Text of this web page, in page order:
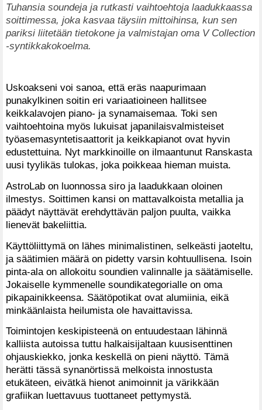
Tuhansia soundeja ja rutkasti vaihtoehtoja laadukkaassa
soittimessa, joka kasvaa täysiin mittoihinsa, kun sen
pariksi liitetään tietokone ja valmistajan oma V Collection
-syntikkakokoelma.
Uskoakseni voi sanoa, että eräs naapurimaan
punakylkinen soitin eri variaatioineen hallitsee
keikkalavojen piano- ja synamaisemaa. Toki sen
vaihtoehtoina myös lukuisat japanilaisvalmisteiset
työasemasyntetisaattorit ja keikkapianot ovat hyvin
edustettuina. Nyt markkinoille on ilmaantunut Ranskasta
uusi tyylikäs tulokas, joka poikkeaa hieman muista.
AstroLab on luonnossa siro ja laadukkaan oloinen
ilmestys. Soittimen kansi on mattavalkoista metallia ja
päädyt näyttävät erehdyttävän paljon puulta, vaikka
lienevät bakeliittia.
Käyttöliittymä on lähes minimalistinen, selkeästi jaoteltu,
ja säätimien määrä on pidetty varsin kohtuullisena. Isoin
pinta-ala on allokoitu soundien valinnalle ja säätämiselle.
Jokaiselle kymmenelle soundikategorialle on oma
pikapainikkeensa. Säätöpotikat ovat alumiinia, eikä
minkäänlaista heilumista ole havaittavissa.
Toimintojen keskipisteenä on entuudestaan lähinnä
kalliista autoissa tuttu halkaisijaltaan kuusisenttinen
ohjauskiekko, jonka keskellä on pieni näyttö. Tämä
herätti tässä synanörtissä melkoista innostusta
etukäteen, eivätkä hienot animoinnit ja värikkään
grafiikan luettavuus tuottaneet pettymystä.